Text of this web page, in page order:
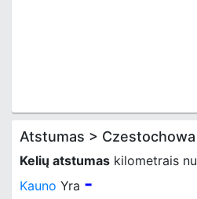
Atstumas >
Kelių atstumas kilometrais
Kauno Yra -